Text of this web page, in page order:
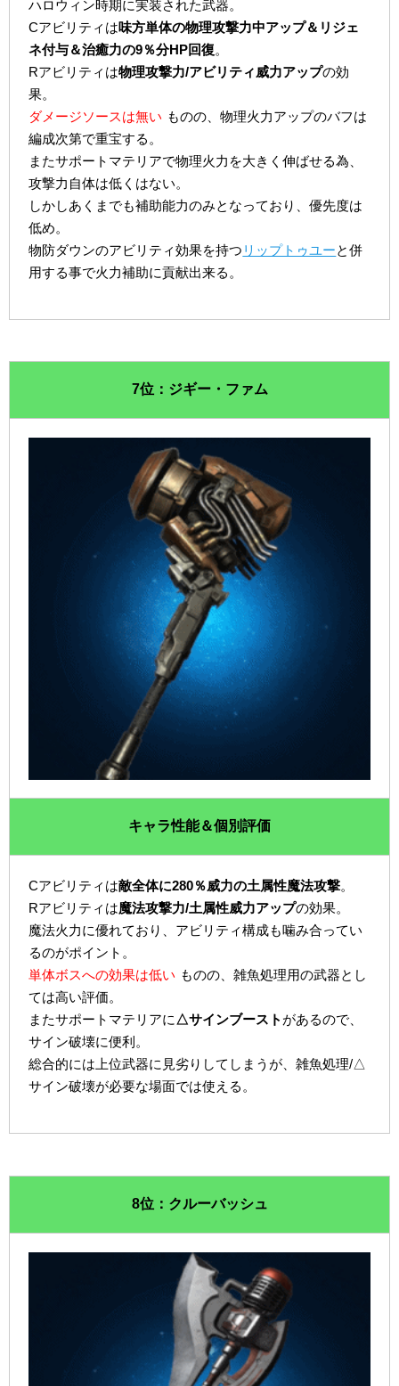
ハロウィン時期に実装された武器。
Cアビリティは味方単体の物理攻撃力中アップ＆リジェ
ネ付与＆治癒力の9％分HP回復。
Rアビリティは物理攻撃力/アビリティ威力アップの効
果。
ダメージソースは無い ものの、物理火力アップのバフは
編成次第で重宝する。
またサポートマテリアで物理火力を大きく伸ばせる為、
攻撃力自体は低くはない。
しかしあくまでも補助能力のみとなっており、優先度は
低め。
物防ダウンのアビリティ効果を持つ リップトゥユーと併
用する事で火力補助に貢献出来る。
7位：ジギー・ファム
キャラ性能＆個別評価
Cアビリティは敵全体に280％威力の土属性魔法攻撃。
Rアビリティは魔法攻撃力/土属性威力アップの効果。
魔法火力に優れており、アビリティ構成も噛み合ってい
るのがポイント。
単体ボスへの効果は低い ものの、雑魚処理用の武器とし
ては高い評価。
またサポートマテリアに△サインブースト があるので、
サイン破壊に便利。
総合的には上位武器に見劣りしてしまうが、雑魚処理/△
サイン破壊が必要な場面では使える。
8位：クルーバッシュ